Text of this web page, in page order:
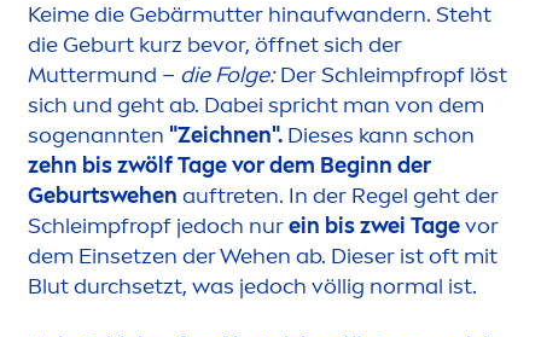
Keime die Gebärmutter hinaufwandern. Steht
die Geburt kurz bevor, öffnet sich der
Muttermund – die Folge:Der Schleimpfropf löst
sich und geht ab. Dabei spricht man von dem
sogenannten "Zeichnen". Dieses kann schon
zehn bis zwölf Tage vor dem Beginn der
Geburtswehen auftreten. In der Regel geht der
Schleimpfropf jedoch nurein bis zwei Tagevor
dem Einsetzen der Wehen ab. Dieser ist oft mit
Blut durchsetzt, was jedoch völlig normal ist.